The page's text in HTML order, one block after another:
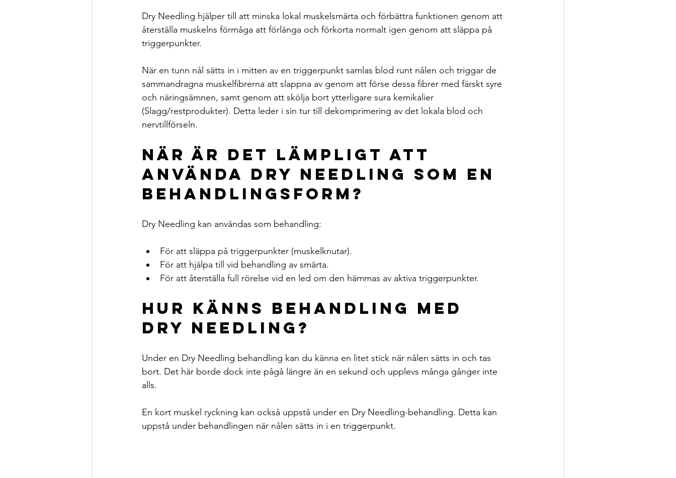
Dry Needling hjälper till att minska lokal muskelsmärta och förbättra funktionen genom att
återställa muskelns förmåga att förlänga och förkorta normalt igen genom att släppa på
triggerpunkter.
När en tunn nål sätts in i mitten av en triggerpunkt samlas blod runt nålen och triggar de
sammandragna muskelfibrerna att slappna av genom att förse dessa fibrer med färskt syre
och näringsämnen, samt genom att skölja bort ytterligare sura kemikalier
(Slagg/restprodukter). Detta leder i sin tur till dekomprimering av det lokala blod och
nervtillförseln.
När är det lämpligt att
använda Dry Needling som en
behandlingsform?
Dry Needling kan användas som behandling:
För att släppa på triggerpunkter (muskelknutar).
För att hjälpa till vid behandling av smärta.
För att återställa full rörelse vid en led om den hämmas av aktiva triggerpunkter.
Hur känns behandling med
Dry Needling?
Under en Dry Needling behandling kan du känna en litet stick när nålen sätts in och tas
bort. Det här borde dock inte pågå längre än en sekund och upplevs många gånger inte
alls.
En kort muskel ryckning kan också uppstå under en Dry Needling-behandling. Detta kan
uppstå under behandlingen när nålen sätts in i en triggerpunkt.